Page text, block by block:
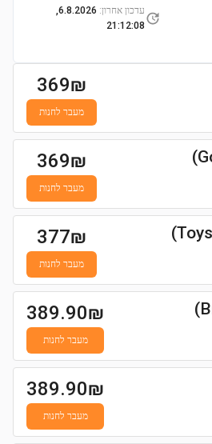
עדכון אחרון:
6.8.2026,
21:12:08
369₪
מעבר לחנות
369₪
מעבר לחנות
377₪
מעבר לחנות
389.90₪
מעבר לחנות
389.90₪
מעבר לחנות